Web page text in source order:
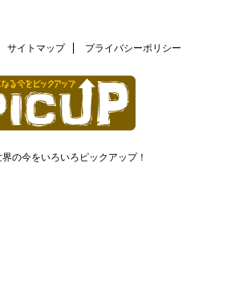
サイトマップ プライバシーポリシー
界の今をいろいろピックアップ！